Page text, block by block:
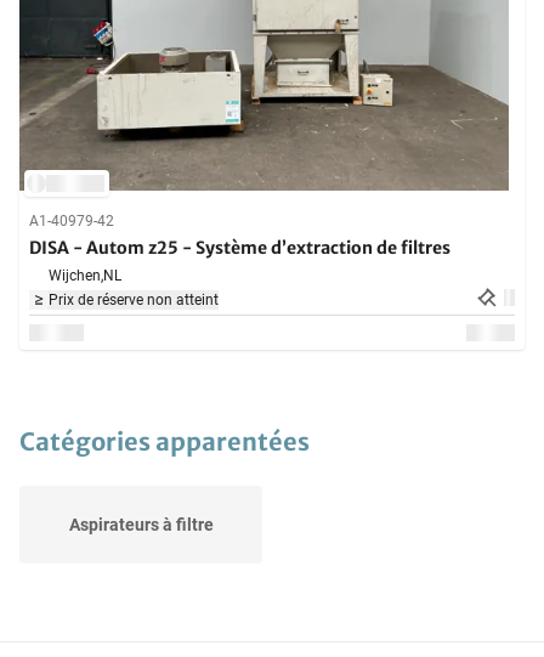
A1-40979-42
DISA - Autom z25 - Système d’extraction de filtres
Wijchen,NL
Prix de réserve non atteint
Catégories apparentées
Aspirateurs à filtre